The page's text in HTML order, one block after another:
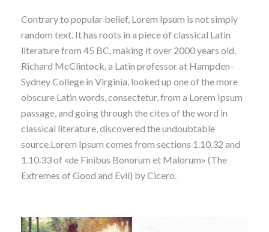
Contrary to popular belief, Lorem Ipsum is not simply
random text. It has roots in a piece of classical Latin
literature from 45 BC, making it over 2000 years old.
Richard McClintock, a Latin professor at Hampden-
Sydney College in Virginia, looked up one of the more
obscure Latin words, consectetur, from a Lorem Ipsum
passage, and going through the cites of the word in
classical literature, discovered the undoubtable
source.Lorem Ipsum comes from sections 1.10.32 and
1.10.33 of «de Finibus Bonorum et Malorum» (The
Extremes of Good and Evil) by Cicero.